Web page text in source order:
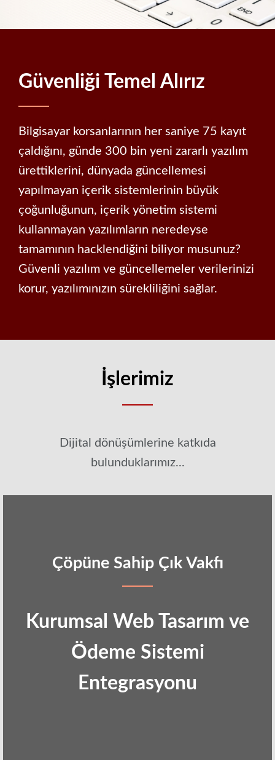
Güvenliği Temel Alırız
Bilgisayar korsanlarının her saniye 75 kayıt
çaldığını, günde 300 bin yeni zararlı yazılım
ürettiklerini, dünyada güncellemesi
yapılmayan içerik sistemlerinin büyük
çoğunluğunun, içerik yönetim sistemi
kullanmayan yazılımların neredeyse
tamamının hacklendiğini biliyor musunuz?
Güvenli yazılım ve güncellemeler verilerinizi
korur, yazılımınızın sürekliliğini sağlar.
İşlerimiz
Dijital dönüşümlerine katkıda
bulunduklarımız...
Çöpüne Sahip Çık Vakfı
Kurumsal Web Tasarım ve
Ödeme Sistemi
Entegrasyonu